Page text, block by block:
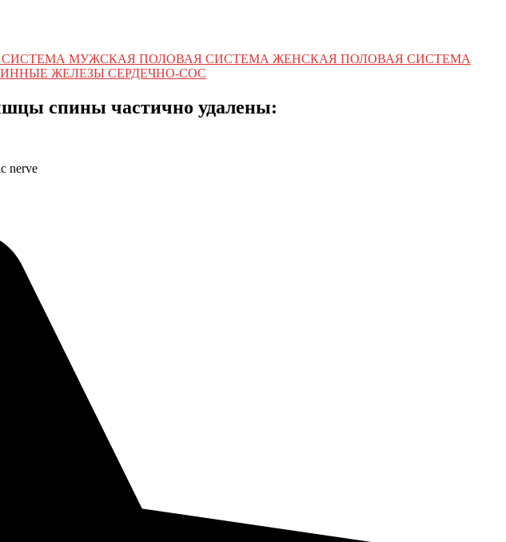
МУЖСКАЯ ПОЛОВАЯ СИСТЕМА ЖЕНСКАЯ ПОЛОВАЯ СИСТЕМА
ЖЕЛЕЗЫ СЕРДЕЧНО-СОС
спины частично удалены:
nerve